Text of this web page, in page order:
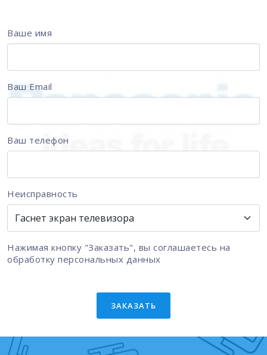
Ваше имя
Ваш Email
Ваш телефон
Неисправность
Нажимая кнопку "Заказать", вы соглашаетесь на
обработку персональных данных
ЗАКАЗАТЬ